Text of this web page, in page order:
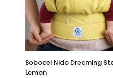
Bobocel Nido Dreaming
Lemon